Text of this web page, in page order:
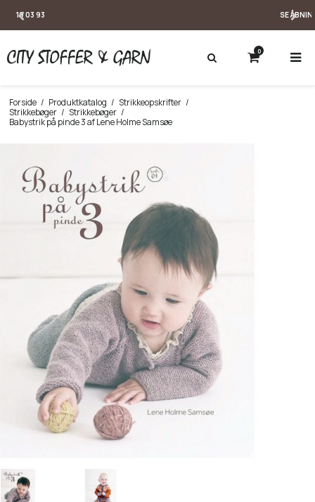
0
Forside / Produktkatalog / Strikkeopskrifter /
Strikkebøger / Strikkebøger /
Babystrik på pinde 3 af Lene Holme Samsøe